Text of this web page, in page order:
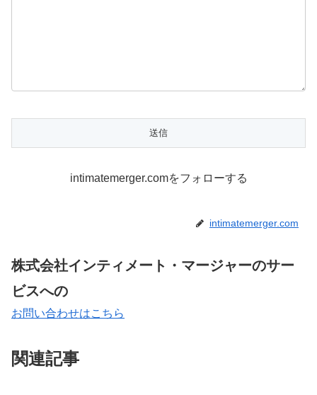
intimatemerger.comをフォローする
intimatemerger.com
株式会社インティメート・マージャーのサー
ビスへの
お問い合わせはこちら
関連記事